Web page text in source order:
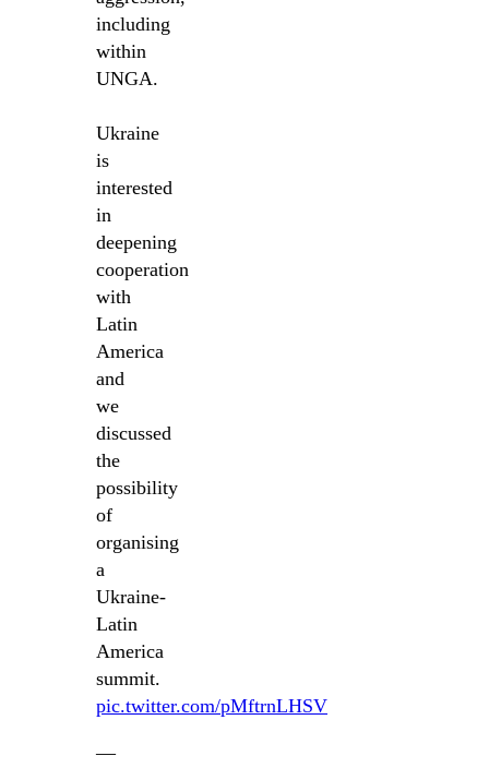
including
within
UNGA.
Ukraine
is
interested
in
deepening
cooperation
with
Latin
America
and
we
discussed
the
possibility
of
organising
a
Ukraine-
Latin
America
summit.
pic.twitter.com/pMftrnLHSV
—